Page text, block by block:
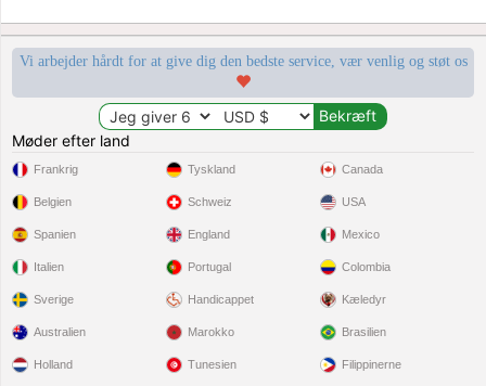
Vi arbejder hårdt for at give dig den bedste service, vær venlig og støt os
Møder efter land
Frankrig
Belgien
Spanien
Italien
Sverige
Tyskland
Schweiz
England
Portugal
Handicappet
Canada
USA
Mexico
Colombia
Kæledyr
Australien
Holland
Marokko
Tunesien
Brasilien
Filippinerne